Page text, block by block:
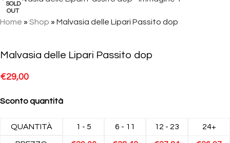
SOLD
OUT
Home » Shop » Malvasia delle Lipari Passito dop
Malvasia delle Lipari Passito dop
€29,00
Sconto quantità
QUANTITÀ 1 - 5 6 - 11 12 - 23 24+